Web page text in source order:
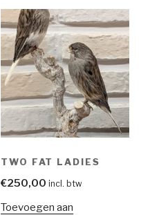
TWO FAT LADIES
€250,00 incl. btw
Toevoegen aan